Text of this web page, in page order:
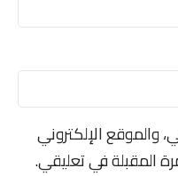
والموقع الإلكتروني
المقبلة في تعليقي.